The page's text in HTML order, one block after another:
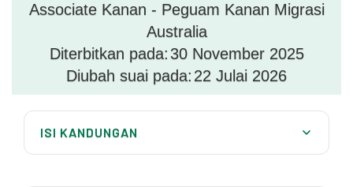
Associate Kanan - Peguam Kanan Migrasi
Australia
Diterbitkan pada: 30 November 2025
Diubah suai pada: 22 Julai 2026
ISI KANDUNGAN